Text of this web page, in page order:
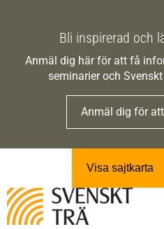
Bli inspirerad och
Anmäl dig här för att få
seminarier och
Anmäl dig för
Visa sajtkarta